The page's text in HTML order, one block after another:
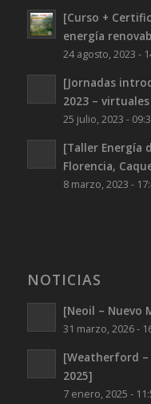
[Curso +
energía
24 agosto, 2023 -
[Jornadas
2023 –
25 julio, 2023 -
[Taller Energía
Florencia,
8 marzo, 2023 -
NOTICIAS
[Neoil – Nuevo
31 marzo, 2026 -
[Weatherford –
2025]
7 enero, 2025 -